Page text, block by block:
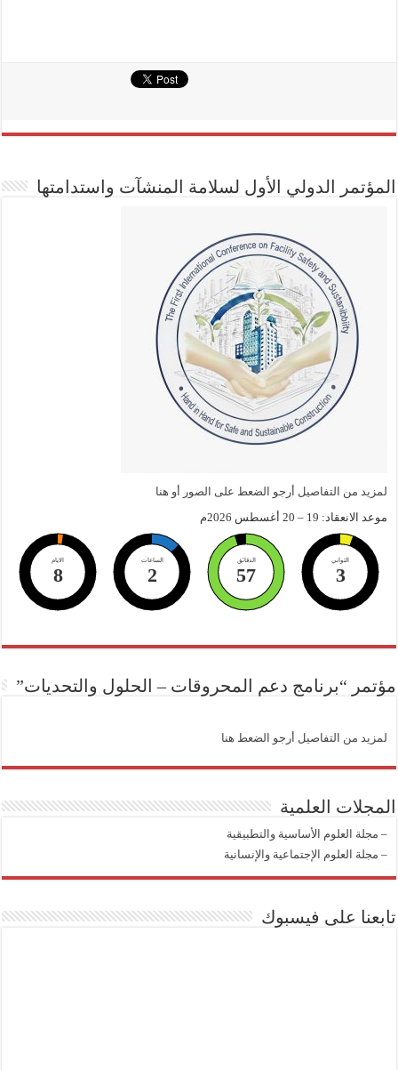
المؤتمر الدولي الأول لسلامة المنشآت واستدامتها
لمزيد من التفاصيل أرجو الضعط على الصور أو هنا
موعد الانعقاد: 19 – 20 أغسطس 2026م
الايام
8
الساعات
2
الدقائق
57
الثواني
2
مؤتمر “برنامج دعم المحروقات – الحلول والتحديات”
لمزيد من التفاصيل أرجو الضعط هنا
المجلات العلمية
– مجلة العلوم الأساسية والتطبيقية
– مجلة العلوم الإجتماعية والإنسانية
تابعنا على فيسبوك